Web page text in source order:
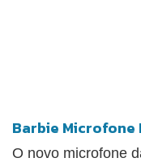
Barbie Microfone
O novo microfone